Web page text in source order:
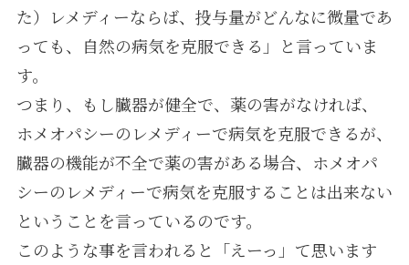
た）レメディーならば、投与量がどんなに微量であ
っても、自然の病気を克服できる」と言っていま
す。
つまり、もし臓器が健全で、薬の害がなければ、
ホメオパシーのレメディーで病気を克服できるが、
臓器の機能が不全で薬の害がある場合、ホメオパ
シーのレメディーで病気を克服することは出来ない
ということを言っているのです。
このような事を言われると「えーっ」て思います